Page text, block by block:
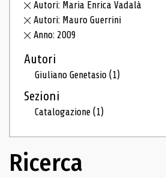
Autori: Maria Enrica Vadalà
Autori: Mauro Guerrini
Anno: 2009
Autori
Giuliano Genetasio(1)
Sezioni
Catalogazione(1)
Ricerca